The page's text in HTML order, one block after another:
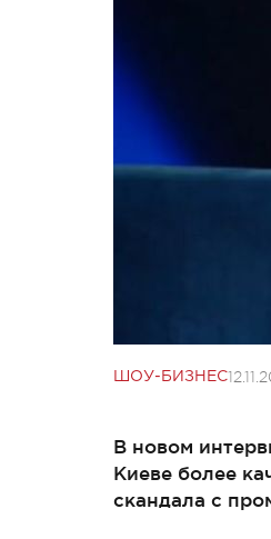
ШОУ-БИЗНЕС
В новом
Киеве более
скандала с